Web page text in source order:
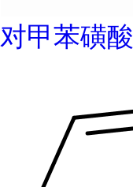
对甲苯磺酸